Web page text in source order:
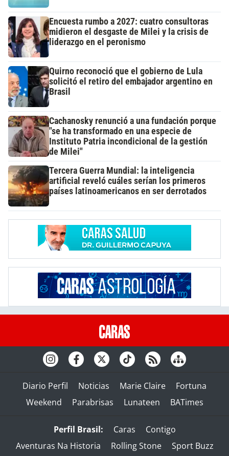
Encuesta rumbo a 2027: cuatro consultoras
midieron el desgaste de Milei y la crisis de
liderazgo en el peronismo
Quirno reconoció que el gobierno de Lula
solicitó el retiro del embajador argentino en
Brasil
Cachanosky renunció a una fundación porque
"se ha transformado en una especie de
Instituto Patria incondicional de la gestión
de Milei"
Tercera Guerra Mundial: la inteligencia
artificial reveló cuáles serían los primeros
países latinoamericanos en ser derrotados
Diario Perfil Noticias Marie Claire
Fortuna
Weekend
Parabrisas Lunateen BATimes
Perfil Brasil: Caras
Contigo
Aventuras Na Historia
Rolling Stone Sport Buzz